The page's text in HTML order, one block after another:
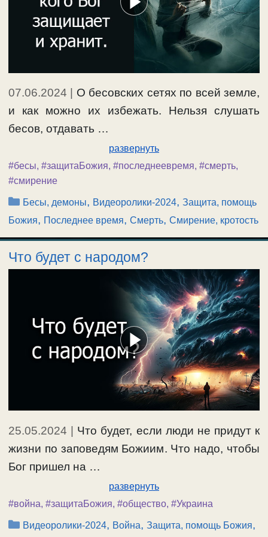
07.06.2024
О бесовских сетях по всей земле,
и как можно их избежать. Нельзя слушать
бесов, отдавать …
развернуть
#бесы, #защитаБожия, #последнеевремя, #смерть,
#смирение
Рубрики
Бесы, демоны, Видеоролики-2024,Защита, помощь
Божия, Последнее время, Смерть, Смирение, кротость
Что будет с народом?
25.05.2024
Что будет, если люди не придут к
жизни по заповедям Божиим. Что надо, чтобы
Бог пришел на …
развернуть
#война, #защитаБожия, #общество, #Украина
Рубрики
Видеоролики-2024, Война,Защита, помощь Божия,